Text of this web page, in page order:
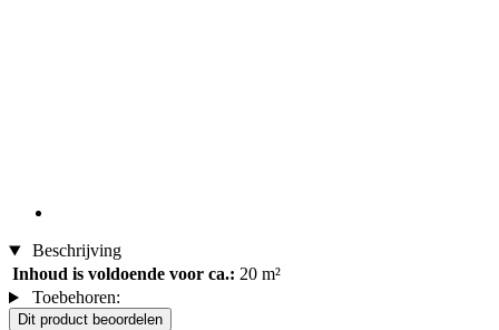
Beschrijving
Inhoud is voldoende voor ca.: 20 m²
Toebehoren:
Dit product beoordelen